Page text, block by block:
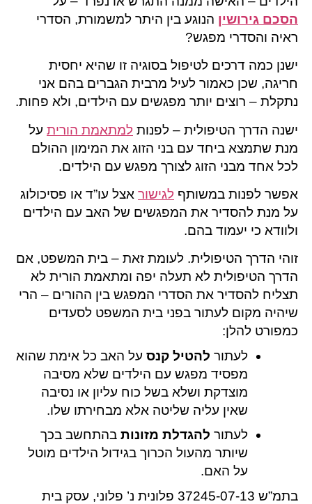
הסכם גירושין הנוגע בין היתר למשמורת, הסדרי
ראיה והסדרי מפגש?
ישנן כמה דרכים לטיפול בסוגיה זו שהיא יחסית
חריגה, שכן כאמור לעיל מרבית הגברים בהם אני
נתקלת – רוצים יותר מפגשים עם הילדים, ולא פחות.
ישנה הדרך הטיפולית – לפנות למתאמת הורית על
מנת שתמצא ביחד עם בני הזוג את המימון ההולם
לכל אחד מבני הזוג לצורך מפגש עם הילדים.
אפשר לפנות במשותף לגישור אצל עו”ד או פסיכולוג
על מנת להסדיר את המפגשים של האב עם הילדים
ולוודא כי יעמוד בהם.
זוהי הדרך הטיפולית. לעומת זאת – בית המשפט, אם
הדרך הטיפולית לא תעלה יפה ומתאמת הורית לא
תצליח להסדיר את הסדרי המפגש בין ההורים – הרי
שיהיה מקום לעתור בפני בית המשפט לסעדים
כמפורט להלן:
לעתור להטיל קנס על האב כל אימת שהוא
מפסיד מפגש עם הילדים שלא מסיבה
מוצדקת ושלא בשל כוח עליון או נסיבה
שאין עליה שליטה אלא מבחירתו שלו.
לעתור להגדלת מזונות בהתחשב בכך
שיותר מהעול הכרוך בגידול הילדים מוטל
על האם.
בתמ”ש 37245-07-13 פלונית נ’ פלוני, עסק בית